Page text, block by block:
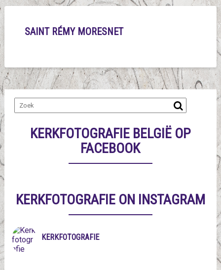
SAINT RÉMY MORESNET
KERKFOTOGRAFIE BELGIË OP
FACEBOOK
KERKFOTOGRAFIE ON INSTAGRAM
KERKFOTOGRAFIE